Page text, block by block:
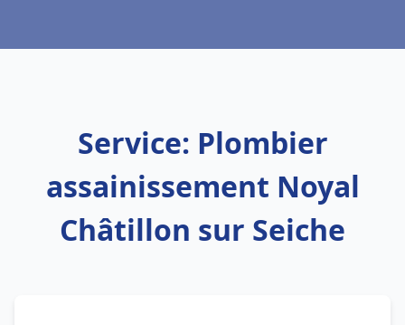
Service: Plombier
assainissement Noyal
Châtillon sur Seiche